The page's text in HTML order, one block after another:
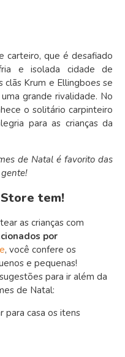
carteiro, que é desafiado
e isolada cidade de
clãs Krum e Ellingboes se
grande rivalidade. No
o solitário carpinteiro
para as crianças da
de Natal é favorito das
tem!
as crianças com
por
, você confere os
e pequenas!
para ir além da
de Natal:
para casa os itens